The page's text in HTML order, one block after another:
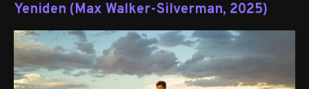
Yeniden (Max Walker-Silverman, 2025)